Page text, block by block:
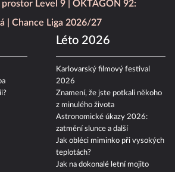
prostor Level 9
OKTAGON 92:
Chance Liga 2026/27
Léto 2026
Karlovarský filmový festival
2026
Znamení, že jste potkali někoho
z minulého života
Astronomické úkazy 2026:
zatmění slunce a další
Jak obléci miminko při vysokých
teplotách?
Jak na dokonalé letní mojito